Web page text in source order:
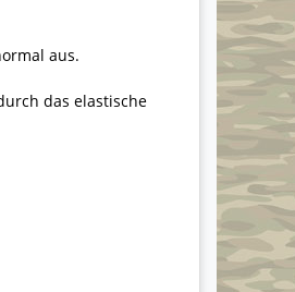
aus.
das elastische